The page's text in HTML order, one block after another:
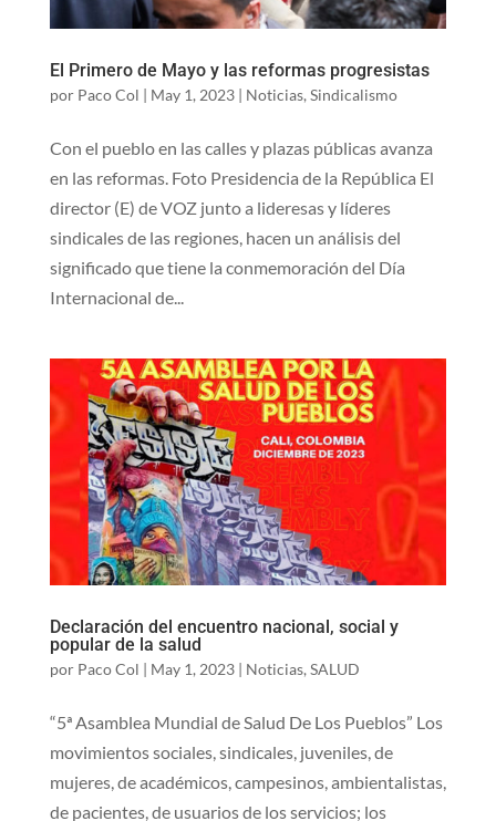
El Primero de Mayo y las reformas progresistas
por Paco Col | May 1, 2023| Noticias, Sindicalismo
Con el pueblo en las calles y plazas públicas avanza
en las reformas. Foto Presidencia de la República El
director (E) de VOZ junto a lideresas y líderes
sindicales de las regiones, hacen un análisis del
significado que tiene la conmemoración del Día
Internacional de...
Declaración del encuentro nacional, social y
popular de la salud
por Paco Col | May 1, 2023| Noticias, SALUD
“5ª Asamblea Mundial de Salud De Los Pueblos” Los
movimientos sociales, sindicales, juveniles, de
mujeres, de académicos, campesinos, ambientalistas,
de pacientes, de usuarios de los servicios; los